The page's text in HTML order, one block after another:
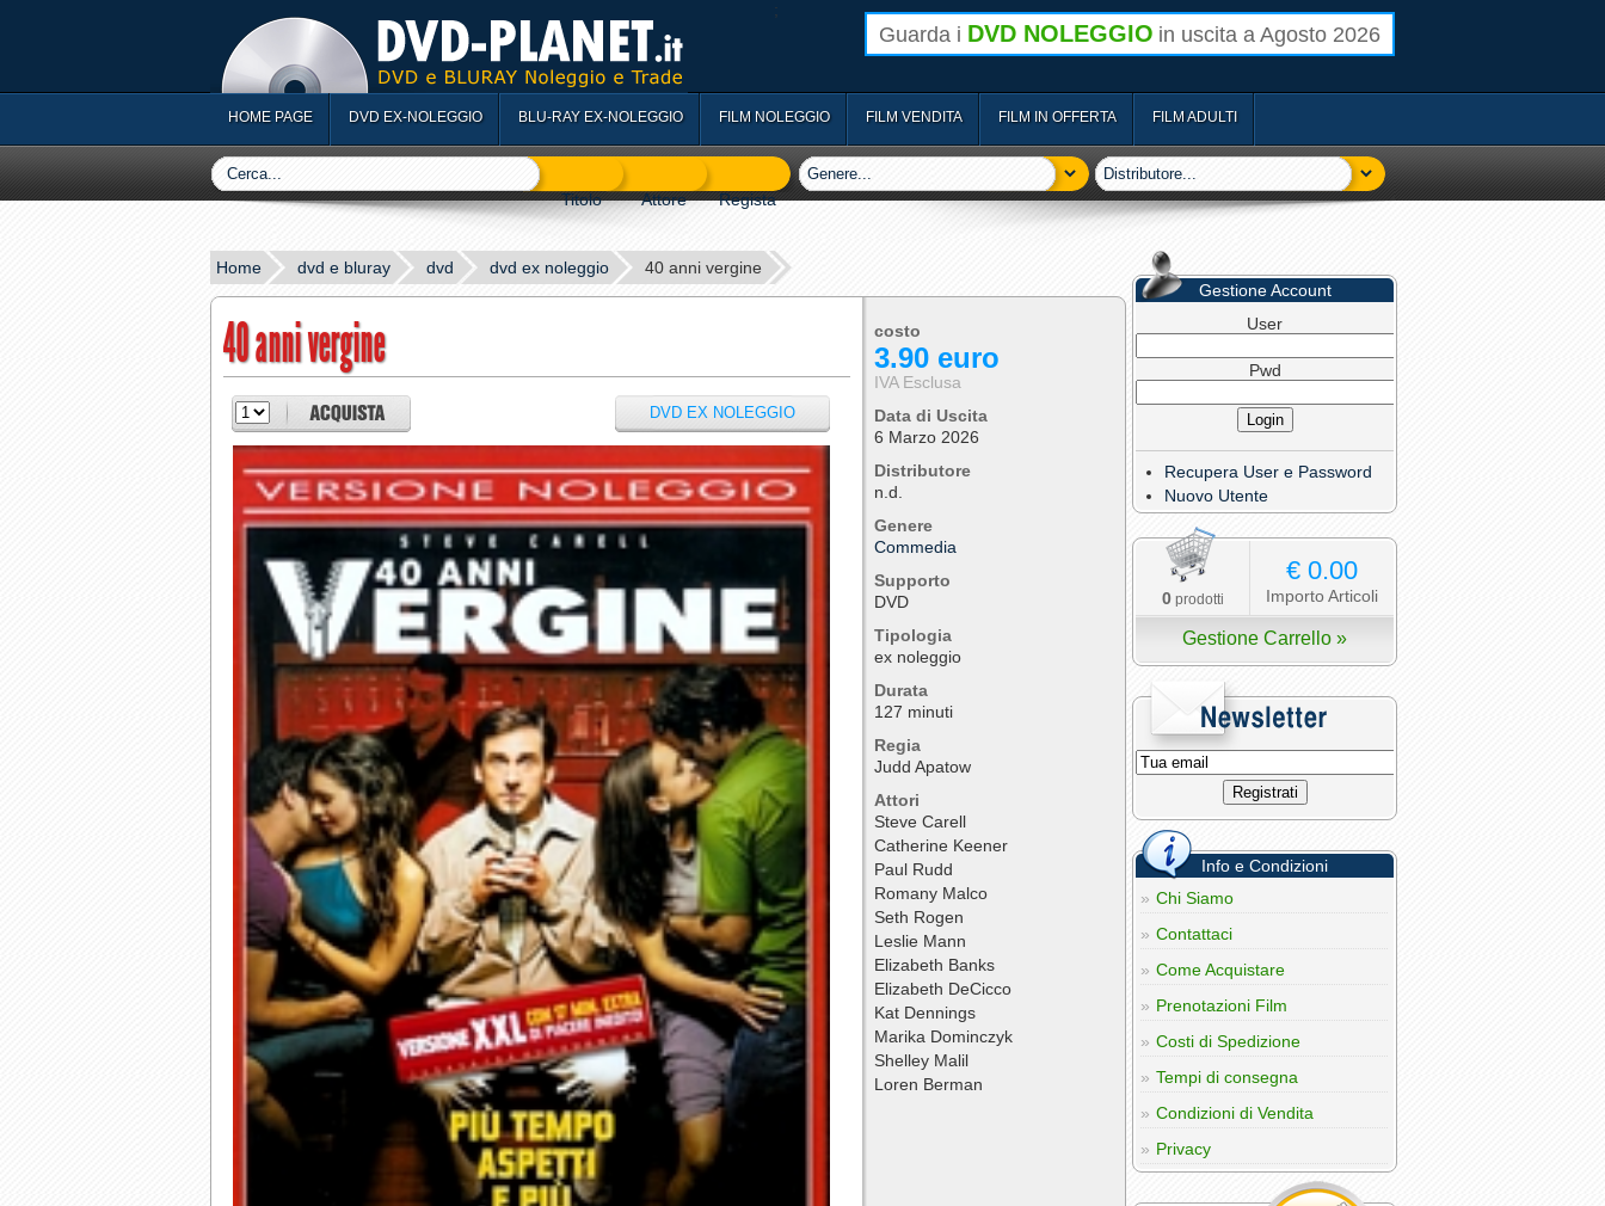
Guarda i DVD NOLEGGIO in uscita a Agosto 2026
;
HOME PAGE DVD EX-NOLEGGIO BLU-RAY EX-NOLEGGIO FILM NOLEGGIO FILM VENDITA FILM IN OFFERTA FILM ADULTI
Home dvd e bluray dvd dvd ex noleggio 40 anni vergine
40 anni vergine
DVD EX NOLEGGIO
costo
3.90 euro
IVA Esclusa
Data di Uscita
6 Marzo 2026
Distributore
n.d.
Genere
Commedia
Supporto
DVD
Tipologia
ex noleggio
Durata
127 minuti
Regia
Judd Apatow
Attori
Steve Carell
Catherine Keener
Paul Rudd
Romany Malco
Seth Rogen
Leslie Mann
Elizabeth Banks
Elizabeth DeCicco
Kat Dennings
Marika Dominczyk
Shelley Malil
Loren Berman
Gestione Account
User
Pwd
Recupera User e Password
Nuovo Utente
0prodotti
€ 0.00
Importo Articoli
Gestione Carrello »
Info e Condizioni
Chi Siamo
Contattaci
Come Acquistare
Prenotazioni Film
Costi di Spedizione
Tempi di consegna
Condizioni di Vendita
Privacy